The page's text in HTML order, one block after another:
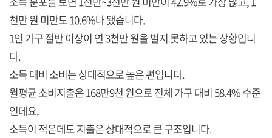
천만 원 미만도 10.6%나 됐습니다.
1인 가구 절반 이상이 연 3천만 원을 벌지 못하고 있는 상황입니
다.
소득 대비 소비는 상대적으로 높은 편입니다.
월평균 소비지출은 168만9천 원으로 전체 가구 대비 58.4% 수준
인데요.
소득이 적은데도 지출은 상대적으로 큰 구조입니다.